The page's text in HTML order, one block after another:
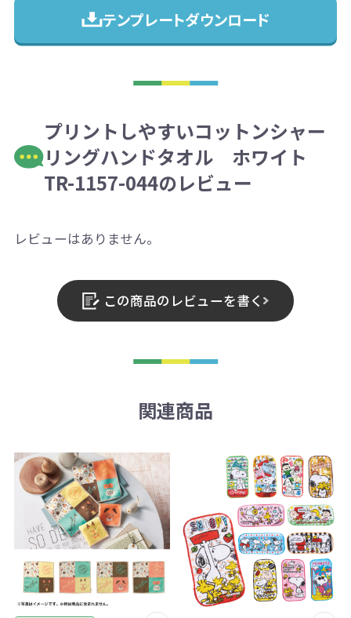
テンプレートダウンロード
プリントしやすいコットンシャー
リングハンドタオル ホワイト
TR-1157-044のレビュー
レビューはありません。
この商品のレビューを書く
関連商品